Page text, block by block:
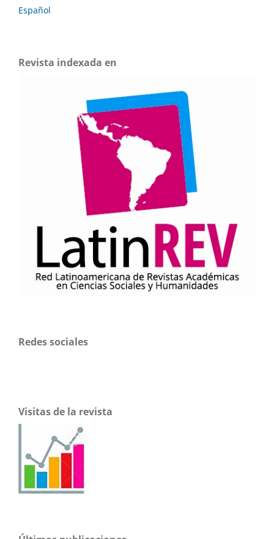
Español
Revista indexada en
Redes sociales
Visitas de la revista